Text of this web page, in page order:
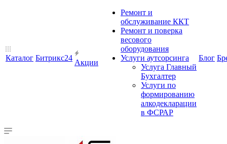
Каталог Битрикс24
Акции
Ремонт и
обслуживание ККТ
Ремонт и поверка
весового
оборудования
Услуги аутсорсинга
Услуга Главный
Бухгалтер
Услуги по
формированию
алкодекларации
в ФСРАР
Блог